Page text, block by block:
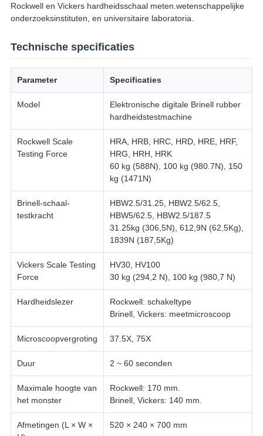
Rockwell en Vickers hardheidsschaal meten.wetenschappelijke
onderzoeksinstituten, en universitaire laboratoria.
Technische specificaties
Parameter Specificaties
Model
Elektronische digitale Brinell rubber
hardheidstestmachine
Rockwell Scale
Testing Force
HRA, HRB, HRC, HRD, HRE, HRF,
HRG, HRH, HRK
60 kg (588N), 100 kg (980.7N), 150
kg (1471N)
Brinell-schaal-
testkracht
HBW2.5/31.25, HBW2.5/62.5,
HBW5/62.5, HBW2.5/187.5
31.25kg (306,5N), 612,9N (62,5Kg),
1839N (187,5Kg)
Vickers Scale Testing
Force
HV30, HV100
30 kg (294,2 N), 100 kg (980,7 N)
Hardheidslezer
Rockwell: schakeltype
Brinell, Vickers: meetmicroscoop
Microscoopvergroting 37.5X, 75X
Duur 2 ~ 60 seconden
Maximale hoogte van
het monster
Rockwell: 170 mm.
Brinell, Vickers: 140 mm.
Afmetingen (L × W ×
520 × 240 × 700 mm